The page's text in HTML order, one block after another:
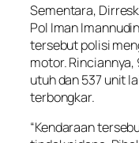
Sementara,
Pol Iman
tersebut polisi
motor.
utuh dan 537 unit
terbongkar.
“Kendaraan